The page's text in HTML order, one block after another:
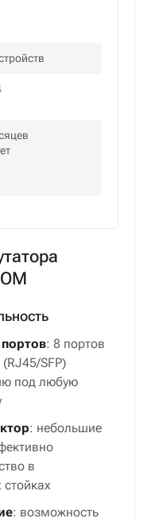
: 8 портов
SFP)
под любую
: небольшие
в
: возможность